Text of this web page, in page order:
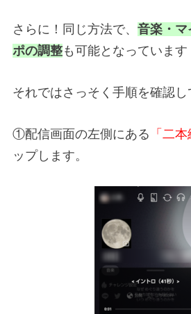
さらに！同じ方法で、 音楽・マ
ポの調整も可能となっています
それではさっそく手順を確認し
①配信画面の左側にある 「二
ップします。